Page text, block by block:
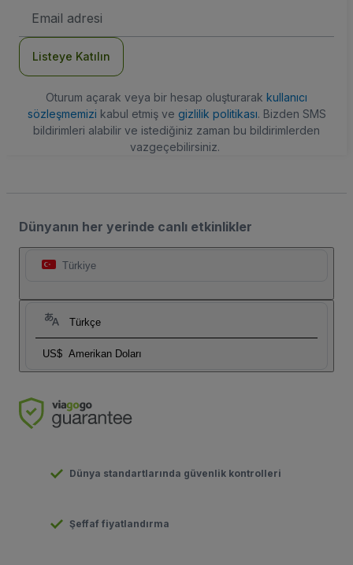
posta
Listeye Katılın
Oturum açarak veya bir hesap oluşturarak kullanıcı
sözleşmemizi kabul etmiş ve gizlilik politikası. Bizden SMS
bildirimleri alabilir ve istediğiniz zaman bu bildirimlerden
vazgeçebilirsiniz.
Dünyanın her yerinde canlı etkinlikler
Türkiye
Türkçe
US$ Amerikan Doları
Dünya standartlarında güvenlik kontrolleri
Şeffaf fiyatlandırma